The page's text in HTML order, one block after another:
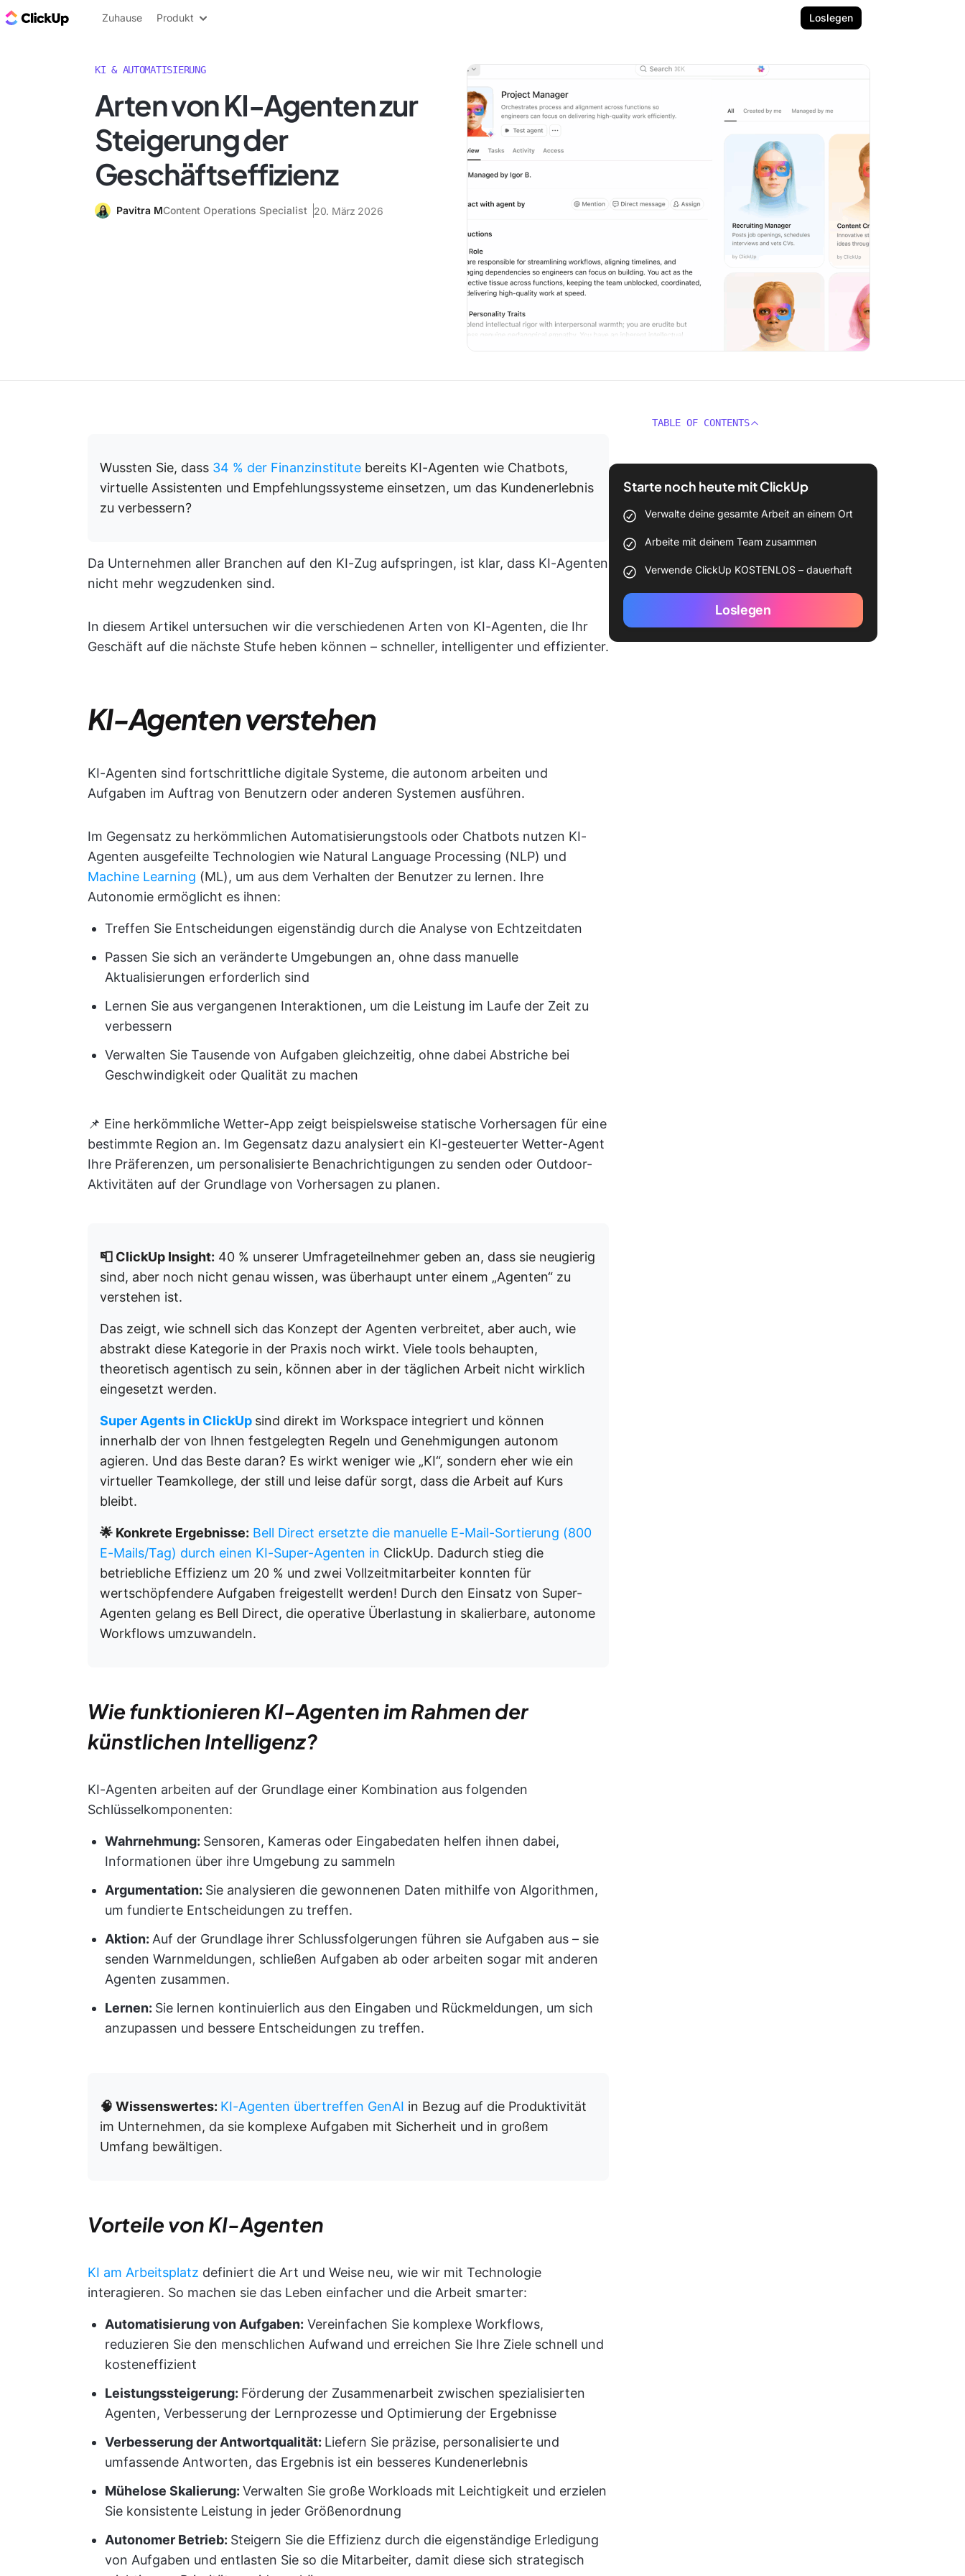
ClickUp Blog
Zuhause Produkt Loslegen
KI & AUTOMATISIERUNG
Arten von KI-Agenten zur
Steigerung der
Geschäftseffizienz
Pavitra MContent Operations Specialist 20. März 2026
Wussten Sie, dass 34 % der Finanzinstitute bereits KI-Agenten wie Chatbots,
virtuelle Assistenten und Empfehlungssysteme einsetzen, um das Kundenerlebnis
zu verbessern?
Da Unternehmen aller Branchen auf den KI-Zug aufspringen, ist klar, dass KI-Agenten
nicht mehr wegzudenken sind.
In diesem Artikel untersuchen wir die verschiedenen Arten von KI-Agenten, die Ihr
Geschäft auf die nächste Stufe heben können – schneller, intelligenter und effizienter.
KI-Agenten verstehen
KI-Agenten sind fortschrittliche digitale Systeme, die autonom arbeiten und
Aufgaben im Auftrag von Benutzern oder anderen Systemen ausführen.
Im Gegensatz zu herkömmlichen Automatisierungstools oder Chatbots nutzen KI-
Agenten ausgefeilte Technologien wie Natural Language Processing (NLP) und
Machine Learning (ML), um aus dem Verhalten der Benutzer zu lernen. Ihre
Autonomie ermöglicht es ihnen:
Treffen Sie Entscheidungen eigenständig durch die Analyse von Echtzeitdaten
Passen Sie sich an veränderte Umgebungen an, ohne dass manuelle
Aktualisierungen erforderlich sind
Lernen Sie aus vergangenen Interaktionen, um die Leistung im Laufe der Zeit zu
verbessern
Verwalten Sie Tausende von Aufgaben gleichzeitig, ohne dabei Abstriche bei
Geschwindigkeit oder Qualität zu machen
📌 Eine herkömmliche Wetter-App zeigt beispielsweise statische Vorhersagen für eine
bestimmte Region an. Im Gegensatz dazu analysiert ein KI-gesteuerter Wetter-Agent
Ihre Präferenzen, um personalisierte Benachrichtigungen zu senden oder Outdoor-
Aktivitäten auf der Grundlage von Vorhersagen zu planen.
📮 ClickUp Insight: 40 % unserer Umfrageteilnehmer geben an, dass sie neugierig
sind, aber noch nicht genau wissen, was überhaupt unter einem „Agenten“ zu
verstehen ist.
Das zeigt, wie schnell sich das Konzept der Agenten verbreitet, aber auch, wie
abstrakt diese Kategorie in der Praxis noch wirkt. Viele tools behaupten,
theoretisch agentisch zu sein, können aber in der täglichen Arbeit nicht wirklich
eingesetzt werden.
Super Agents in ClickUp sind direkt im Workspace integriert und können
innerhalb der von Ihnen festgelegten Regeln und Genehmigungen autonom
agieren. Und das Beste daran? Es wirkt weniger wie „KI“, sondern eher wie ein
virtueller Teamkollege, der still und leise dafür sorgt, dass die Arbeit auf Kurs
bleibt.
🌟 Konkrete Ergebnisse: Bell Direct ersetzte die manuelle E-Mail-Sortierung (800
E-Mails/Tag) durch einen KI-Super-Agenten in ClickUp. Dadurch stieg die
betriebliche Effizienz um 20 % und zwei Vollzeitmitarbeiter konnten für
wertschöpfendere Aufgaben freigestellt werden! Durch den Einsatz von Super-
Agenten gelang es Bell Direct, die operative Überlastung in skalierbare, autonome
Workflows umzuwandeln.
Wie funktionieren KI-Agenten im Rahmen der
künstlichen Intelligenz?
KI-Agenten arbeiten auf der Grundlage einer Kombination aus folgenden
Schlüsselkomponenten:
Wahrnehmung: Sensoren, Kameras oder Eingabedaten helfen ihnen dabei,
Informationen über ihre Umgebung zu sammeln
Argumentation: Sie analysieren die gewonnenen Daten mithilfe von Algorithmen,
um fundierte Entscheidungen zu treffen.
Aktion: Auf der Grundlage ihrer Schlussfolgerungen führen sie Aufgaben aus – sie
senden Warnmeldungen, schließen Aufgaben ab oder arbeiten sogar mit anderen
Agenten zusammen.
Lernen: Sie lernen kontinuierlich aus den Eingaben und Rückmeldungen, um sich
anzupassen und bessere Entscheidungen zu treffen.
🧠 Wissenswertes: KI-Agenten übertreffen GenAI in Bezug auf die Produktivität
im Unternehmen, da sie komplexe Aufgaben mit Sicherheit und in großem
Umfang bewältigen.
Vorteile von KI-Agenten
KI am Arbeitsplatz definiert die Art und Weise neu, wie wir mit Technologie
interagieren. So machen sie das Leben einfacher und die Arbeit smarter:
Automatisierung von Aufgaben: Vereinfachen Sie komplexe Workflows,
reduzieren Sie den menschlichen Aufwand und erreichen Sie Ihre Ziele schnell und
kosteneffizient
Leistungssteigerung: Förderung der Zusammenarbeit zwischen spezialisierten
Agenten, Verbesserung der Lernprozesse und Optimierung der Ergebnisse
Verbesserung der Antwortqualität: Liefern Sie präzise, personalisierte und
umfassende Antworten, das Ergebnis ist ein besseres Kundenerlebnis
Mühelose Skalierung: Verwalten Sie große Workloads mit Leichtigkeit und erzielen
Sie konsistente Leistung in jeder Größenordnung
Autonomer Betrieb: Steigern Sie die Effizienz durch die eigenständige Erledigung
von Aufgaben und entlasten Sie so die Mitarbeiter, damit diese sich strategisch
TABLE OF CONTENTS
Starte noch heute mit ClickUp
Verwalte deine gesamte Arbeit an einem Ort
Arbeite mit deinem Team zusammen
Verwende ClickUp KOSTENLOS – dauerhaft
Loslegen